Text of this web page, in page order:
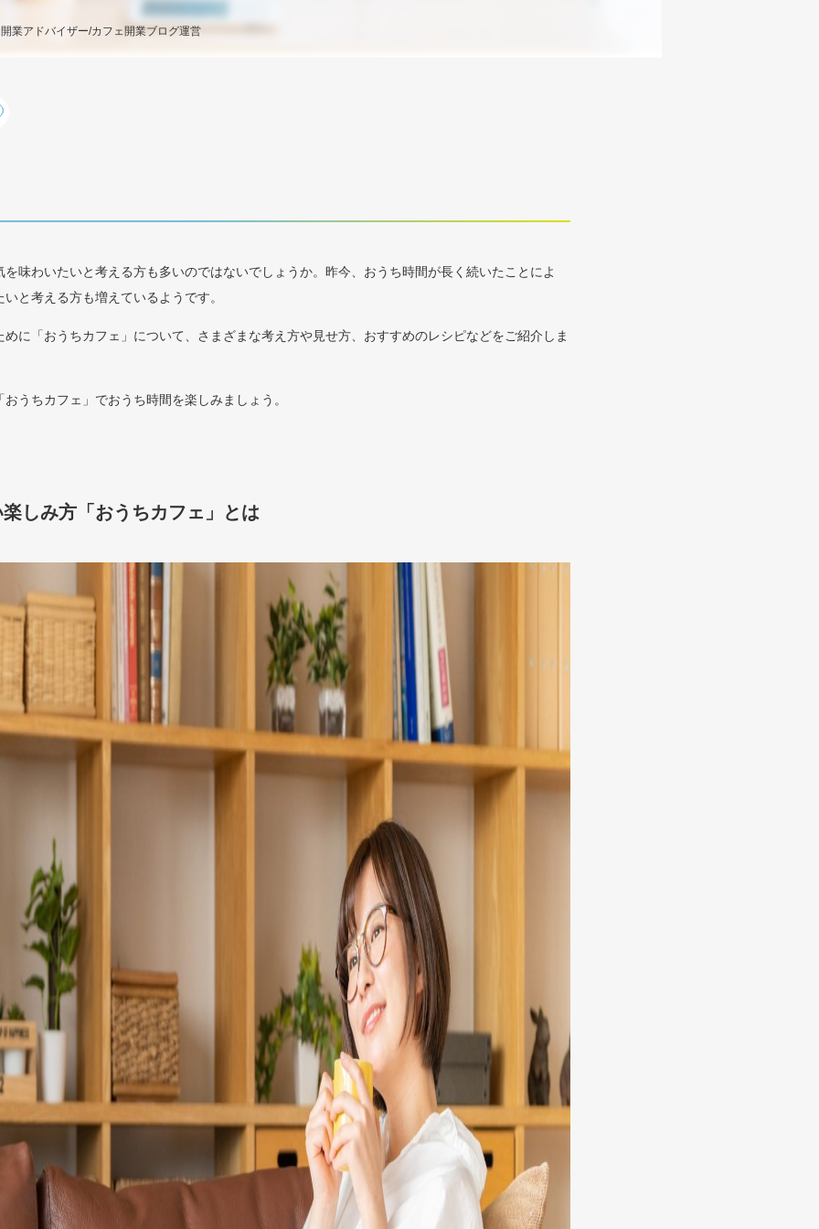
業アドバイザー/カフェ開業ブログ運営
味わいたいと考える方も多いのではないでしょうか。昨今、おうち時間が長く続いたことによ
と考える方も増えているようです。
に「おうちカフェ」について、さまざまな考え方や見せ方、おすすめのレシピなどをご紹介しま
うちカフェ」でおうち時間を楽しみましょう。
しみ方「おうちカフェ」とは